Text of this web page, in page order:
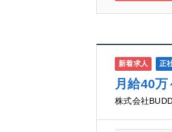
新着求人 正
月給40
株式会社